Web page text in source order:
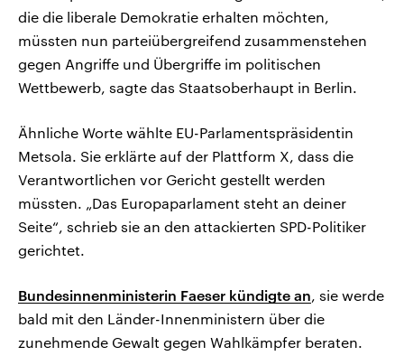
die die liberale Demokratie erhalten möchten,
müssten nun parteiübergreifend zusammenstehen
gegen Angriffe und Übergriffe im politischen
Wettbewerb, sagte das Staatsoberhaupt in Berlin.
Ähnliche Worte wählte EU-Parlamentspräsidentin
Metsola. Sie erklärte auf der Plattform X, dass die
Verantwortlichen vor Gericht gestellt werden
müssten. „Das Europaparlament steht an deiner
Seite“, schrieb sie an den attackierten SPD-Politiker
gerichtet.
Bundesinnenministerin Faeser kündigte an, sie werde
bald mit den Länder-Innenministern über die
zunehmende Gewalt gegen Wahlkämpfer beraten.